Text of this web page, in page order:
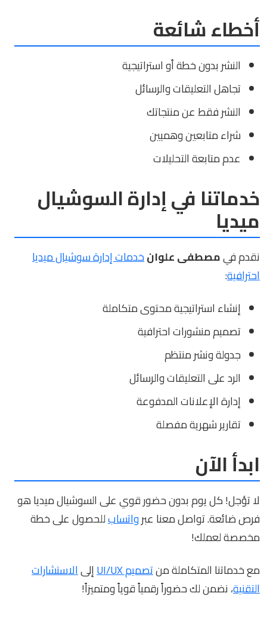
أخطاء شائعة
النشر بدون خطة أو استراتيجية
تجاهل التعليقات والرسائل
النشر فقط عن منتجاتك
شراء متابعين وهميين
عدم متابعة التحليلات
خدماتنا في إدارة السوشيال
ميديا
نقدم فيمصطفى علوانخدمات إدارة سوشيال ميديا
احترافية:
إنشاء استراتيجية محتوى متكاملة
تصميم منشورات احترافية
جدولة ونشر منتظم
الرد على التعليقات والرسائل
إدارة الإعلانات المدفوعة
تقارير شهرية مفصلة
ابدأ الآن
لا تؤجل! كل يوم بدون حضور قوي على السوشيال ميديا هو
فرص ضائعة. تواصل معنا عبرواتسابللحصول على خطة
مخصصة لعملك!
مع خدماتنا المتكاملة منتصميم UI/UX إلىالاستشارات
التقنية، نضمن لك حضوراً رقمياً قوياً ومتميزاً!